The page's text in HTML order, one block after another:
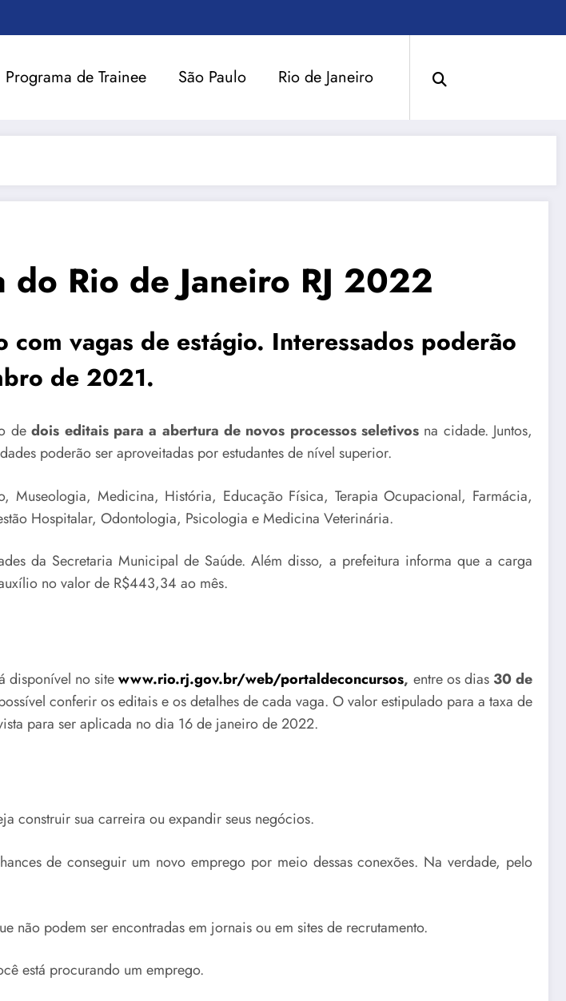
Programa de Trainee São Paulo Rio de Janeiro
Rio de Janeiro RJ 2022
vagas de estágio. Interessados poderão
de 2021.
dedois editais para a abertura de novos processos seletivos na cidade. Juntos,
poderão ser aproveitadas por estudantes de nível superior.
Medicina, História, Educação Física, Terapia Ocupacional, Farmácia,
Hospitalar, Odontologia, Psicologia e Medicina Veterinária.
da Secretaria Municipal de Saúde. Além disso, a prefeitura informa que a carga
no valor de R$443,34 ao mês.
disponível no sitewww.rio.rj.gov.br/web/portaldeconcursos, entre os dias 30 de
conferir os editais e os detalhes de cada vaga. O valor estipulado para a taxa de
para ser aplicada no dia 16 de janeiro de 2022.
construir sua carreira ou expandir seus negócios.
de conseguir um novo emprego por meio dessas conexões. Na verdade, pelo
não podem ser encontradas em jornais ou em sites de recrutamento.
está procurando um emprego.